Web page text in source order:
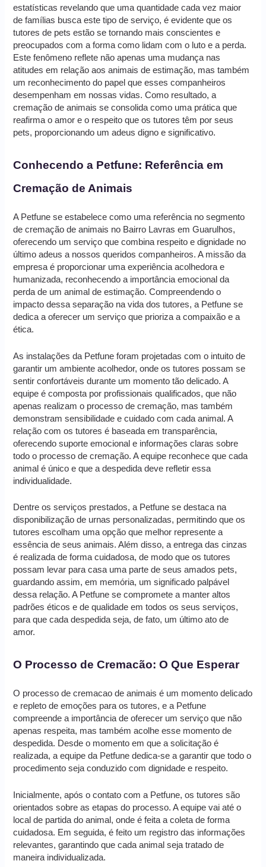
estatísticas revelando que uma quantidade cada vez maior
de famílias busca este tipo de serviço, é evidente que os
tutores de pets estão se tornando mais conscientes e
preocupados com a forma como lidam com o luto e a perda.
Este fenômeno reflete não apenas uma mudança nas
atitudes em relação aos animais de estimação, mas também
um reconhecimento do papel que esses companheiros
desempenham em nossas vidas. Como resultado, a
cremação de animais se consolida como uma prática que
reafirma o amor e o respeito que os tutores têm por seus
pets, proporcionando um adeus digno e significativo.
Conhecendo a Petfune: Referência em
Cremação de Animais
A Petfune se estabelece como uma referência no segmento
de cremação de animais no Bairro Lavras em Guarulhos,
oferecendo um serviço que combina respeito e dignidade no
último adeus a nossos queridos companheiros. A missão da
empresa é proporcionar uma experiência acolhedora e
humanizada, reconhecendo a importância emocional da
perda de um animal de estimação. Compreendendo o
impacto dessa separação na vida dos tutores, a Petfune se
dedica a oferecer um serviço que prioriza a compaixão e a
ética.
As instalações da Petfune foram projetadas com o intuito de
garantir um ambiente acolhedor, onde os tutores possam se
sentir confortáveis durante um momento tão delicado. A
equipe é composta por profissionais qualificados, que não
apenas realizam o processo de cremação, mas também
demonstram sensibilidade e cuidado com cada animal. A
relação com os tutores é baseada em transparência,
oferecendo suporte emocional e informações claras sobre
todo o processo de cremação. A equipe reconhece que cada
animal é único e que a despedida deve refletir essa
individualidade.
Dentre os serviços prestados, a Petfune se destaca na
disponibilização de urnas personalizadas, permitindo que os
tutores escolham uma opção que melhor represente a
essência de seus animais. Além disso, a entrega das cinzas
é realizada de forma cuidadosa, de modo que os tutores
possam levar para casa uma parte de seus amados pets,
guardando assim, em memória, um significado palpável
dessa relação. A Petfune se compromete a manter altos
padrões éticos e de qualidade em todos os seus serviços,
para que cada despedida seja, de fato, um último ato de
amor.
O Processo de Cremacão: O Que Esperar
O processo de cremacao de animais é um momento delicado
e repleto de emoções para os tutores, e a Petfune
compreende a importância de oferecer um serviço que não
apenas respeita, mas também acolhe esse momento de
despedida. Desde o momento em que a solicitação é
realizada, a equipe da Petfune dedica-se a garantir que todo o
procedimento seja conduzido com dignidade e respeito.
Inicialmente, após o contato com a Petfune, os tutores são
orientados sobre as etapas do processo. A equipe vai até o
local de partida do animal, onde é feita a coleta de forma
cuidadosa. Em seguida, é feito um registro das informações
relevantes, garantindo que cada animal seja tratado de
maneira individualizada.